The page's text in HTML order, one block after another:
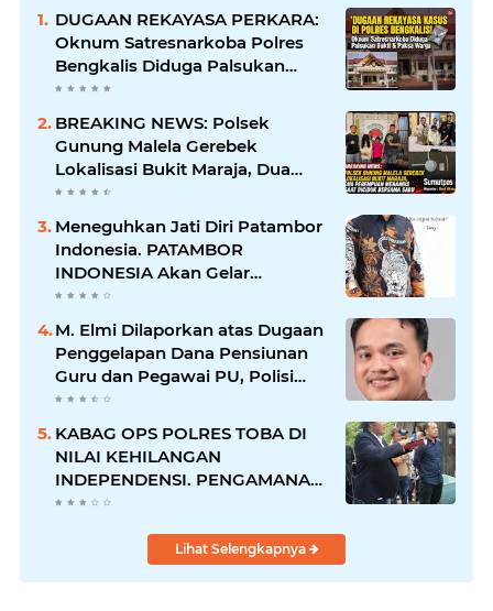
DUGAAN REKAYASA PERKARA:
Oknum Satresnarkoba Polres
Bengkalis Diduga Palsukan
Barang Bukti Hingga Paksa
BREAKING NEWS: Polsek
Gunung Malela Gerebek
Lokalisasi Bukit Maraja, Dua
Perempuan Menangis Saat
Meneguhkan Jati Diri Patambor
Indonesia. PATAMBOR
INDONESIA Akan Gelar
RAKERNAS II Di Jakarta.
M. Elmi Dilaporkan atas Dugaan
Penggelapan Dana Pensiunan
Guru dan Pegawai PU, Polisi
Pastikan Proses Hukum
KABAG OPS POLRES TOBA DI
NILAI KEHILANGAN
INDEPENDENSI. PENGAMANAN
PENEMBOKAN TANAH DI
Lihat Selengkapnya